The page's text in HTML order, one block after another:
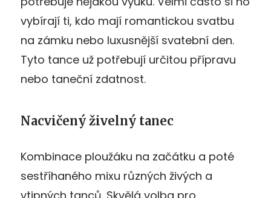
vybírají ti, kdo mají romantickou svatbu
na zámku nebo luxusnější svatební den.
Tyto tance už potřebují určitou přípravu
nebo taneční zdatnost.
Nacvičený živelný tanec
Kombinace ploužáku na začátku a poté
sestříhaného mixu různých živých a